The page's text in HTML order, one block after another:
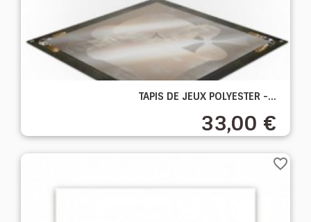
TAPIS DE JEUX POLYESTER -...
33,00 €
favorite_border